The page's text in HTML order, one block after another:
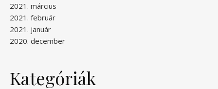
2021. március
2021. február
2021. január
2020. december
Kategóriák